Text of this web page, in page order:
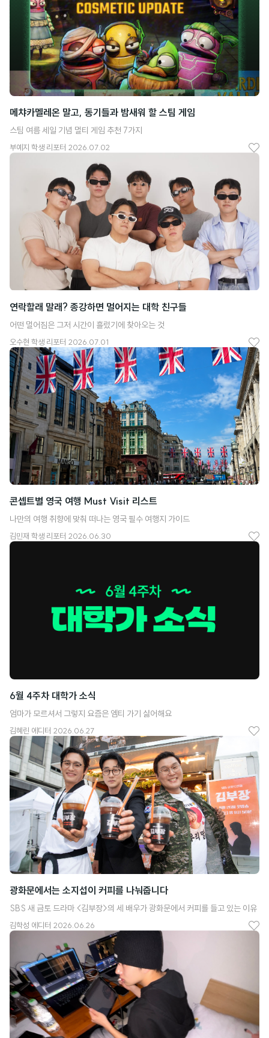
메챠카멜레온 말고, 동기들과 밤새워 할 스팀 게임
스팀 여름 세일 기념 멀티 게임 추천 7가지
부예지 학생 리포터 2026.07.02
좋
연락할래 말래? 종강하면 멀어지는 대학 친구들
어떤 멀어짐은 그저 시간이 흘렀기에 찾아오는 것
오수현 학생 리포터 2026.07.01
좋
아
요
콘셉트별 영국 여행 Must Visit 리스트
나만의 여행 취향에 맞춰 떠나는 영국 필수 여행지 가이드
김민재 학생 리포터 2026.06.30
좋
6월 4주차 대학가 소식
엄마가 모르셔서 그렇지 요즘은 엠티 가기 싫어해요
김혜린 에디터 2026.06.27
좋
아
요
광화문에서는 소지섭이 커피를 나눠줍니다
SBS 새 금토 드라마 <김부장>의 세 배우가 광화문에서 커피를 들고 있는 이유
김학성 에디터 2026.06.26
좋